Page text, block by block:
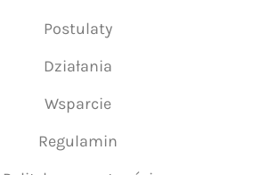
Postulaty
Działania
Wsparcie
Regulamin